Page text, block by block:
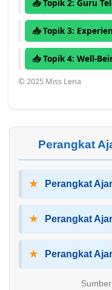
📥 Topik 2: Guru
📥 Topik 3:
📥 Topik 4: Well-
© 2025 Miss Lena
Perangkat
★ Perangkat
★ Perangkat
★ Perangkat